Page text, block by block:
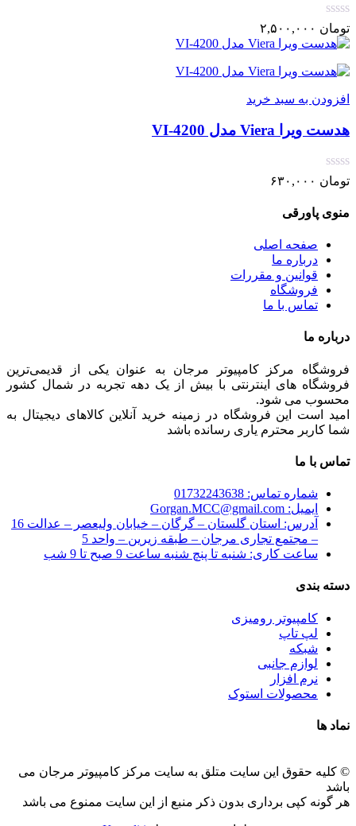
تومان
افزودن به سبد خرید
هدست ویرا Viera مدل VI-4200
تومان
منوی پاورقی
صفحه اصلی
درباره ما
قوانین و مقررات
فروشگاه
تماس با ما
درباره ما
فروشگاه مرکز کامپیوتر مرجان به عنوان یکی از قدیمی‌ترین
فروشگاه های اینترنتی با بیش از یک دهه تجربه در شمال کشور
محسوب می شود.
امید است این فروشگاه در زمینه خرید آنلاین کالاهای دیجیتال به
شما کاربر محترم یاری رسانده باشد
تماس با ما
شماره تماس: 01732243638
ایمیل: Gorgan.MCC@gmail.com
آدرس: استان گلستان – گرگان – خیابان ولیعصر – عدالت 16
– مجتمع تجاری مرجان – طبقه زیرین – واحد 5
ساعت کاری: شنبه تا پنچ شنبه ساعت 9 صبح تا 9 شب
دسته بندی
کامپیوتر رومیزی
لپ تاپ
شبکه
لوازم جانبی
نرم افزار
محصولات استوک
نماد ها
© کلیه حقوق این سایت متلق به سایت مرکز کامپیوتر مرجان می
باشد
هر گونه کپی برداری بدون ذکر منبع از این سایت ممنوع می باشد